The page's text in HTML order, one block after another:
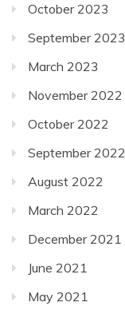
October 2023
September 2023
March 2023
November 2022
October 2022
September 2022
August 2022
March 2022
December 2021
June 2021
May 2021